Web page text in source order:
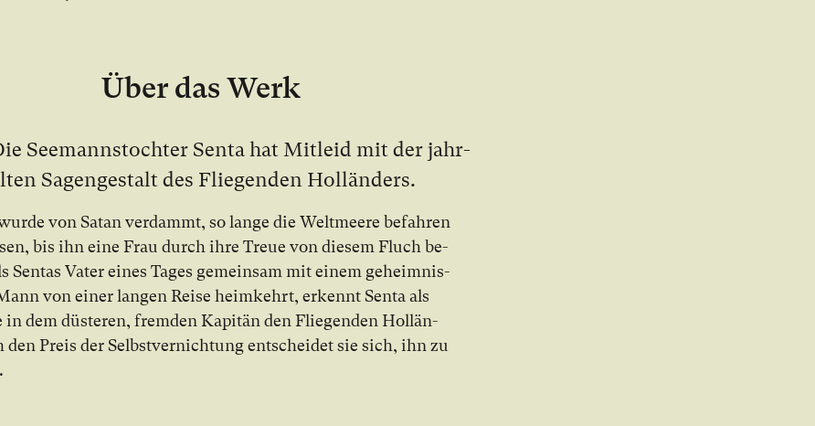
Über das Werk
See­manns­toch­ter Sen­ta hat Mit­leid mit der jahr­
Sa­gen­ge­stalt des Flie­gen­den Hol­län­ders.
von Sa­tan ver­dammt, so lan­ge die Welt­mee­re be­fah­ren
bis ihn ei­ne Frau durch ih­re Treue von die­sem Fluch be­
Sen­tas Va­ter ei­nes Ta­ges ge­mein­sam mit ei­nem ge­heim­nis­
von ei­ner lan­gen Rei­se heim­kehrt, er­kennt Sen­ta als
in dem düs­te­ren, frem­den Ka­pi­tän den Flie­gen­den Hol­län­
den Preis der Selbst­ver­nich­tung ent­schei­det sie sich, ihn zu